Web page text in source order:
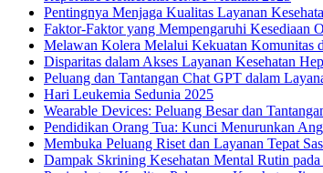
Pentingnya Menjaga Kualitas Layanan
Faktor-Faktor yang Mempengaruhi Kesediaan
Melawan Kolera Melalui Kekuatan Komunitas
Disparitas dalam Akses Layanan Kesehatan
Peluang dan Tantangan Chat GPT dalam
Hari Leukemia Sedunia 2025
Wearable Devices: Peluang Besar dan
Pendidikan Orang Tua: Kunci Menurunkan
Membuka Peluang Riset dan Layanan Tepat
Dampak Skrining Kesehatan Mental Rutin